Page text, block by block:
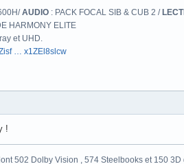
AUDIO : PACK FOCAL SIB & CUB 2 /
HARMONY ELITE
et UHD.
… x1ZEl8slcw
!
502 Dolby Vision , 574 Steelbooks et 150 3D